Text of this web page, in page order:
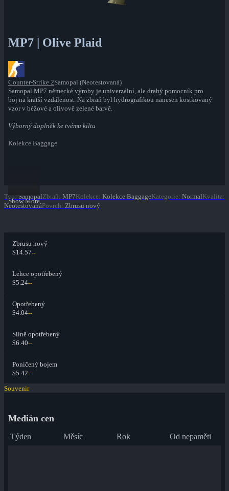
MP7 | Olive Plaid
Counter-Strike 2Samopal (Neotestovaná)
Samopal MP7 německé výroby je univerzální, ale drahý pomocník pro
boj na kratší vzdálenost. Na zbraň byl hydrografikou nanesen kostkovaný
vzor v béžové a olivově zelené barvě.
Výborný doplněk ke tvému kiltu
Kolekce Baggage
Show More
Typ: SamopalZbraň: MP7Kolekce: Kolekce BaggageKategorie: NormalKvalita:
NeotestovanáPovrch: Zbrusu nový
Zbrusu nový
$14.57--
Lehce opotřebený
$5.24--
Opotřebený
$4.04--
Silně opotřebený
$6.40--
Poničený bojem
$5.42--
Souvenir
Medián cen
Týden Měsíc Rok Od nepaměti